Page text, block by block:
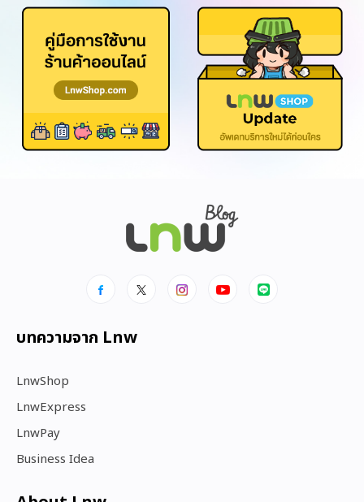
บทความจาก Lnw
LnwShop
LnwExpress
LnwPay
Business Idea